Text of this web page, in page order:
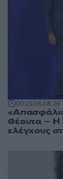
00:2108.08.26
Θέουτα – Η
ελέγχους